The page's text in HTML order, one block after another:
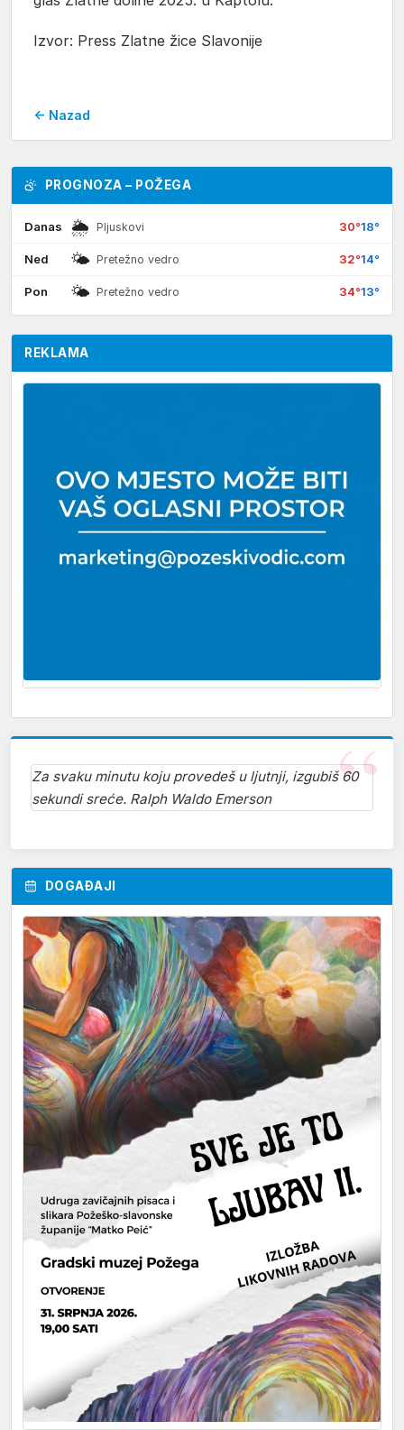
Izvor: Press Zlatne žice Slavonije
← Nazad
PROGNOZA – POŽEGA
Danas 🌦 Pljuskovi 30°18°
Ned 🌤 Pretežno vedro 32°14°
Pon 🌤 Pretežno vedro 34°13°
REKLAMA
Za svaku minutu koju provedeš u ljutnji, izgubiš 60
sekundi sreće. Ralph Waldo Emerson
DOGAĐAJI